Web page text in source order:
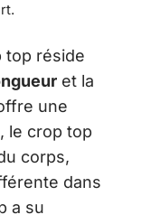
top réside
et la
une
le crop top
corps,
dans
a su